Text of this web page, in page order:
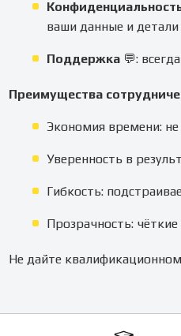
ваши данные и
Поддержка 💬:
Преимущества
Экономия времени:
Уверенность в
Гибкость:
Прозрачность:
Не дайте